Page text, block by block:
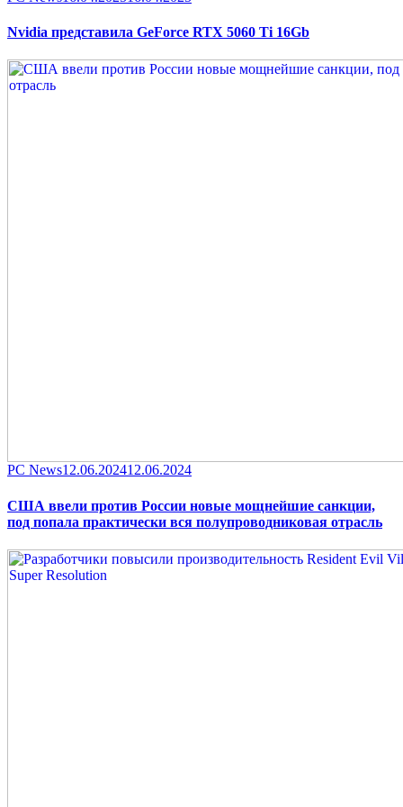
Nvidia представила GeForce RTX 5060 Ti 16Gb
Category
PC NewsPosted
12.06.202412.06.2024
США ввели против России новые мощнейшие санкции,
под попала практически вся полупроводниковая отрасль